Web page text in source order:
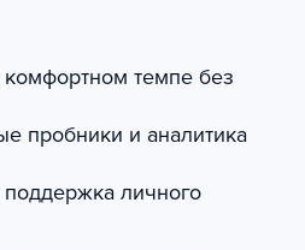
темпе без
пробники и аналитика
личного